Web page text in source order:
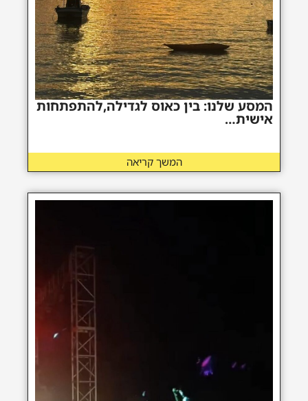
המסע שלנו: בין כאוס לגדילה,להתפתחות
אישית…
המשך קריאה